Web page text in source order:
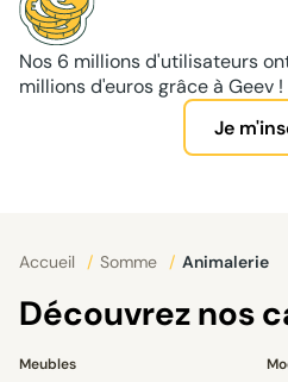
Nos 6 millions d'utilisateurs
millions d'euros grâce à Geev !
Je
Accueil / Somme / Animalerie
Découvrez nos
Meubles